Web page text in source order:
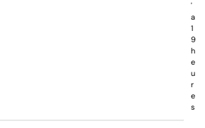
'
a
1
9
h
e
u
r
e
s